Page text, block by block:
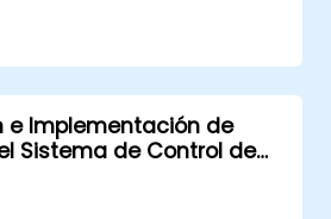
contenedorizado.
e Implementación de
Sistema de Control de